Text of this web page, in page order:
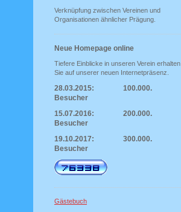
Verknüpfung zwischen Vereinen und
Organisationen ähnlicher Prägung.
Neue Homepage online
Tiefere Einblicke in unseren Verein erhalten
Sie auf unserer neuen Internetpräsenz.
28.03.2015: 100.000.
Besucher
15.07.2016: 200.000.
Besucher
19.10.2017: 300.000.
Besucher
Gästebuch